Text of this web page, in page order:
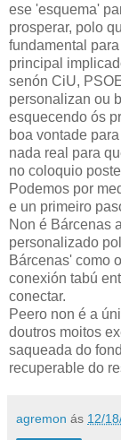
ese 'esquema'
prosperar, polo
fundamental
principal
senón CiU,
personalizan ou
esquecendo ós
boa vontade
nada real para
no coloquio
Podemos por
e un primeiro
Non é Bárcenas
personalizado
Bárcenas' como
conexión tabú
conectar.
Peero non é a
doutros moitos
saqueada do
recuperable do
agremon ás 12/